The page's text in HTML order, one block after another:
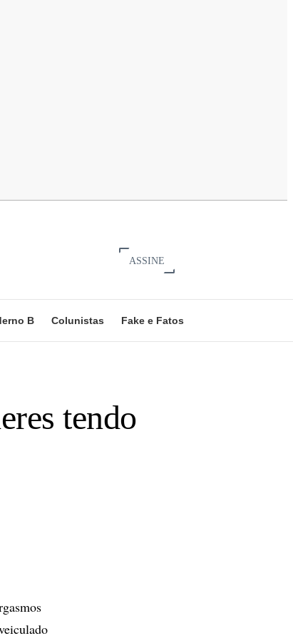
ASSINE
B Colunistas Fake e Fatos
tendo